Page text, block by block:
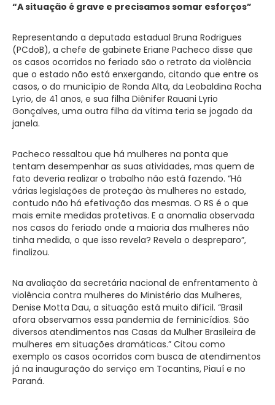
“A situação é grave e precisamos somar esforços”
Representando a deputada estadual Bruna Rodrigues
(PCdoB), a chefe de gabinete Eriane Pacheco disse que
os casos ocorridos no feriado são o retrato da violência
que o estado não está enxergando, citando que entre os
casos, o do município de Ronda Alta, da Leobaldina Rocha
Lyrio, de 41 anos, e sua filha Diênifer Rauani Lyrio
Gonçalves, uma outra filha da vítima teria se jogado da
janela.
Pacheco ressaltou que há mulheres na ponta que
tentam desempenhar as suas atividades, mas quem de
fato deveria realizar o trabalho não está fazendo. “Há
várias legislações de proteção às mulheres no estado,
contudo não há efetivação das mesmas. O RS é o que
mais emite medidas protetivas. E a anomalia observada
nos casos do feriado onde a maioria das mulheres não
tinha medida, o que isso revela? Revela o despreparo”,
finalizou.
Na avaliação da secretária nacional de enfrentamento à
violência contra mulheres do Ministério das Mulheres,
Denise Motta Dau, a situação está muito difícil. “Brasil
afora observamos essa pandemia de feminicídios. São
diversos atendimentos nas Casas da Mulher Brasileira de
mulheres em situações dramáticas.” Citou como
exemplo os casos ocorridos com busca de atendimentos
já na inauguração do serviço em Tocantins, Piauí e no
Paraná.